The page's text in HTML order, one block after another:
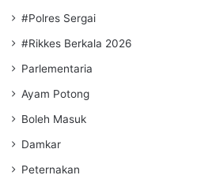
#Polres Sergai
#Rikkes Berkala 2026
Parlementaria
Ayam Potong
Boleh Masuk
Damkar
Peternakan